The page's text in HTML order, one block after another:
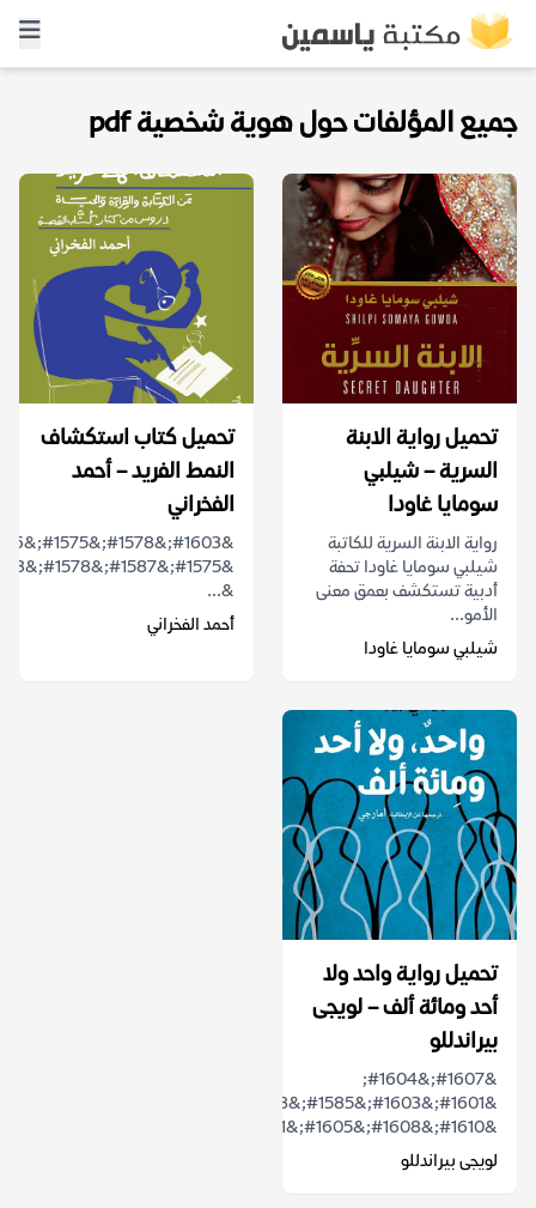
جميع المؤلفات حول هوية شخصية pdf
تحميل رواية الابنة
السرية – شيلبي
سومايا غاودا
رواية الابنة السرية للكاتبة
شيلبي سومايا غاودا تحفة
أدبية تستكشف بعمق معنى
الأمو...
شيلبي سومايا غاودا
تحميل كتاب استكشاف
النمط الفريد – أحمد
الفخراني
&...
أحمد الفخراني
تحميل رواية واحد ولا
أحد ومائة ألف – لويجى
بيراندللو
&#1607;&#1604;
&#1610;&#1608;&#1605;&#1611;&#1575;...
لويجى بيراندللو